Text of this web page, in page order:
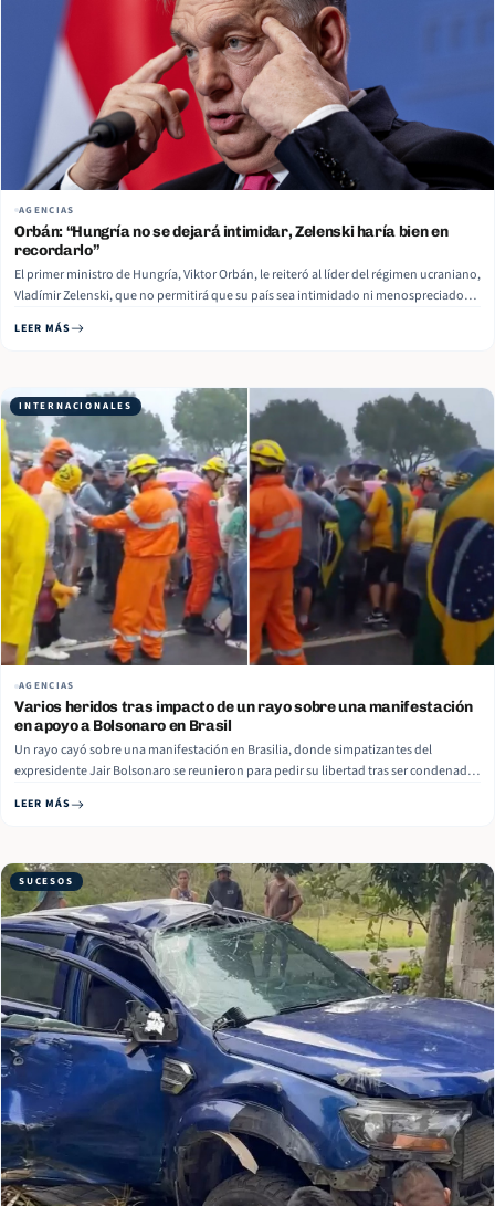
AGENCIAS
Orbán: “Hungría no se dejará intimidar, Zelenski haría bien en
recordarlo”
El primer ministro de Hungría, Viktor Orbán, le reiteró al líder del régimen ucraniano,
Vladímir Zelenski, que no permitirá que su país sea intimidado ni menospreciado
cuenta de X. “Los presidentes van y vienen, puede… Read More
LEER MÁS
INTERNACIONALES
AGENCIAS
Varios heridos tras impacto de un rayo sobre una manifestación
en apoyo a Bolsonaro en Brasil
Un rayo cayó sobre una manifestación en Brasilia, donde simpatizantes del
expresidente Jair Bolsonaro se reunieron para pedir su libertad tras ser condenado
heridas El suceso ocurrió alrededor de la 1 p.m. en la Praça… Read More
LEER MÁS
SUCESOS